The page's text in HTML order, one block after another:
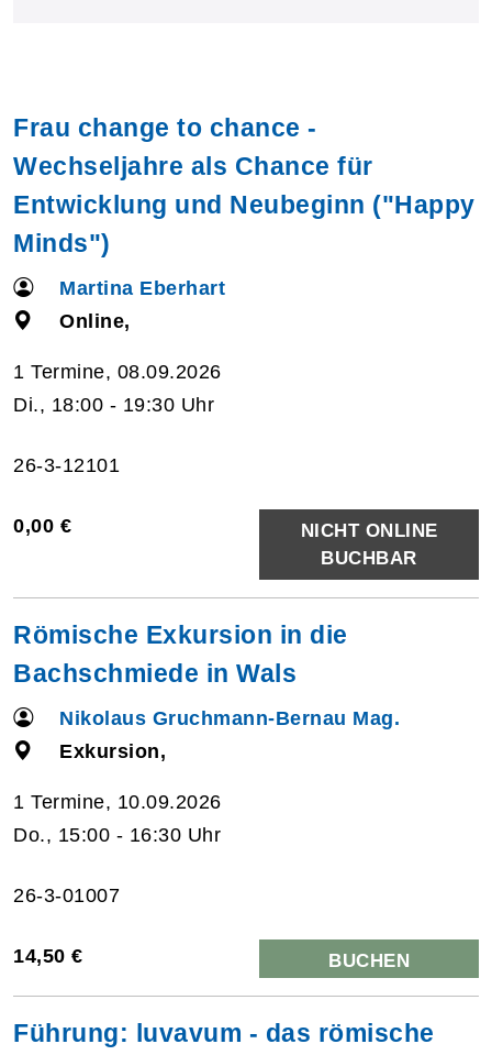
Frau change to chance -
Wechseljahre als Chance für
Entwicklung und Neubeginn ("Happy
Minds")
Martina Eberhart
Online,
1 Termine, 08.09.2026
Di., 18:00 - 19:30 Uhr
26-3-12101
0,00 €
NICHT ONLINE
BUCHBAR
Römische Exkursion in die
Bachschmiede in Wals
Nikolaus Gruchmann-Bernau Mag.
Exkursion,
1 Termine, 10.09.2026
Do., 15:00 - 16:30 Uhr
26-3-01007
14,50 € BUCHEN
Führung: luvavum - das römische